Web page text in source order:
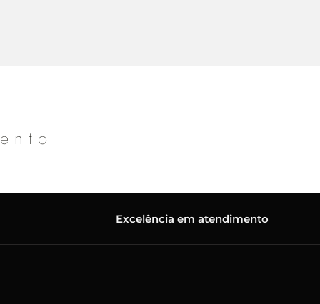
Excelência em atendimento